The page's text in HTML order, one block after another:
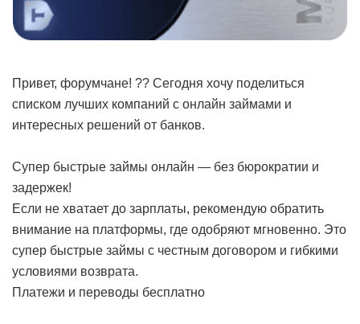
Привет, форумчане! ?? Сегодня хочу поделиться
списком лучших компаний с онлайн займами и
интересных решений от банков.
Супер быстрые займы онлайн — без бюрократии и
задержек!
Если не хватает до зарплаты, рекомендую обратить
внимание на платформы, где одобряют мгновенно. Это
супер быстрые займы с честным договором и гибкими
условиями возврата.
Платежи и переводы бесплатно